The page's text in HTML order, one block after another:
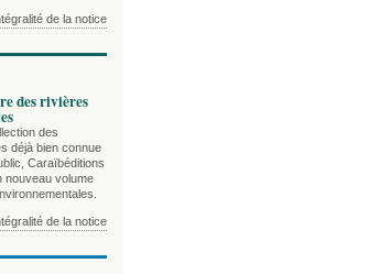
de la notice
des rivières
des
déjà bien connue
Caraïbéditions
nouveau volume
de la notice